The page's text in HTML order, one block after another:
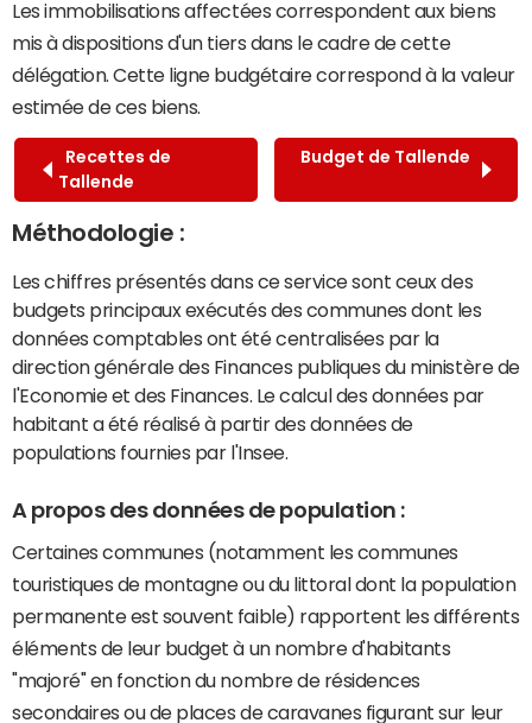
Les immobilisations affectées correspondent aux biens
mis à dispositions d'un tiers dans le cadre de cette
délégation. Cette ligne budgétaire correspond à la valeur
estimée de ces biens.
Recettes de
Tallende
Budget de Tallende
Méthodologie :
Les chiffres présentés dans ce service sont ceux des
budgets principaux exécutés des communes dont les
données comptables ont été centralisées par la
direction générale des Finances publiques du ministère de
l'Economie et des Finances. Le calcul des données par
habitant a été réalisé à partir des données de
populations fournies par l'Insee.
A propos des données de population :
Certaines communes (notamment les communes
touristiques de montagne ou du littoral dont la population
permanente est souvent faible) rapportent les différents
éléments de leur budget à un nombre d'habitants
"majoré" en fonction du nombre de résidences
secondaires ou de places de caravanes figurant sur leur